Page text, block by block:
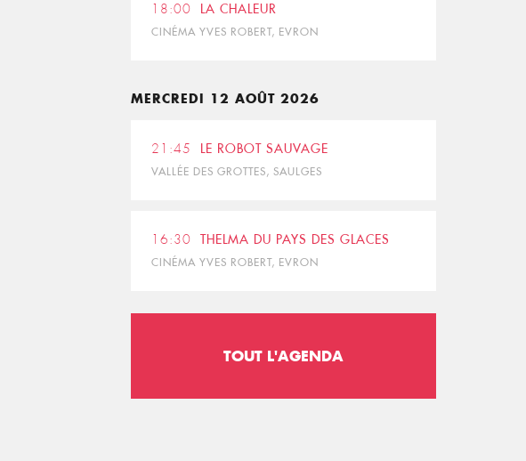
18:00 LA CHALEUR
CINÉMA YVES ROBERT, EVRON
MERCREDI 12 AOÛT 2026
21:45 LE ROBOT SAUVAGE
VALLÉE DES GROTTES, SAULGES
16:30 THELMA DU PAYS DES GLACES
CINÉMA YVES ROBERT, EVRON
TOUT L'AGENDA